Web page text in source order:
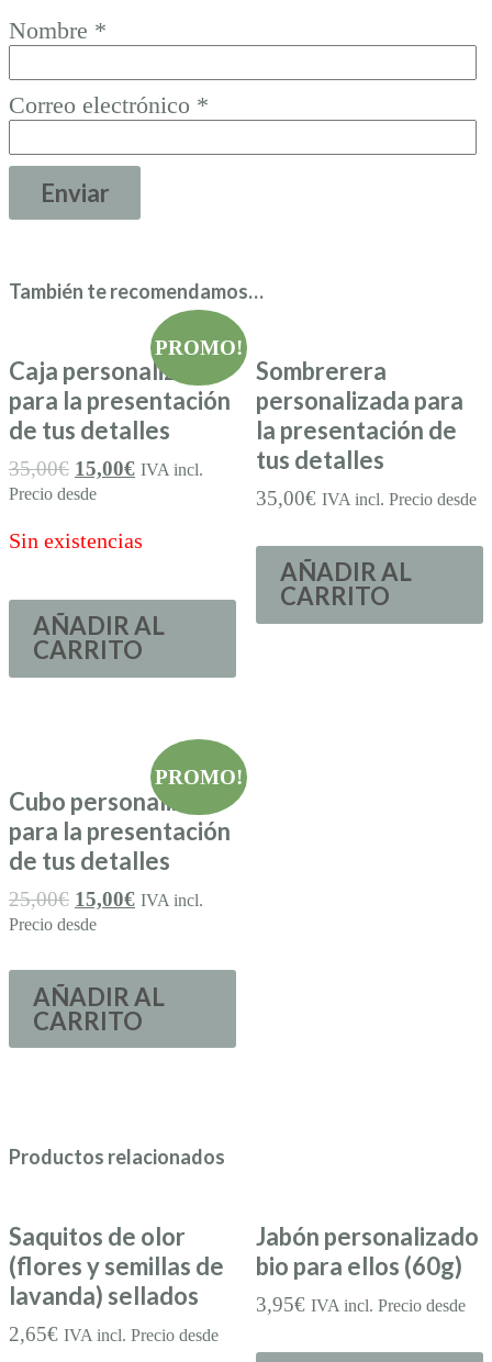
Nombre *
Correo electrónico *
También te recomendamos…
PROMO!
Caja personalizada
para la presentación
de tus detalles
35,00€ 15,00€ IVA incl.
Precio desde
Sin existencias
AÑADIR AL
CARRITO
Sombrerera
personalizada para
la presentación de
tus detalles
35,00€ IVA incl. Precio desde
AÑADIR AL
CARRITO
PROMO!
Cubo personalizado
para la presentación
de tus detalles
25,00€ 15,00€ IVA incl.
Precio desde
AÑADIR AL
CARRITO
Productos relacionados
Saquitos de olor
(flores y semillas de
lavanda) sellados
2,65€ IVA incl. Precio desde
Jabón personalizado
bio para ellos (60g)
3,95€ IVA incl. Precio desde